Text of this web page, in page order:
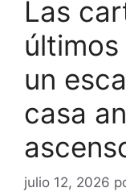
Las
últimos
un
casa
julio 12, 2026